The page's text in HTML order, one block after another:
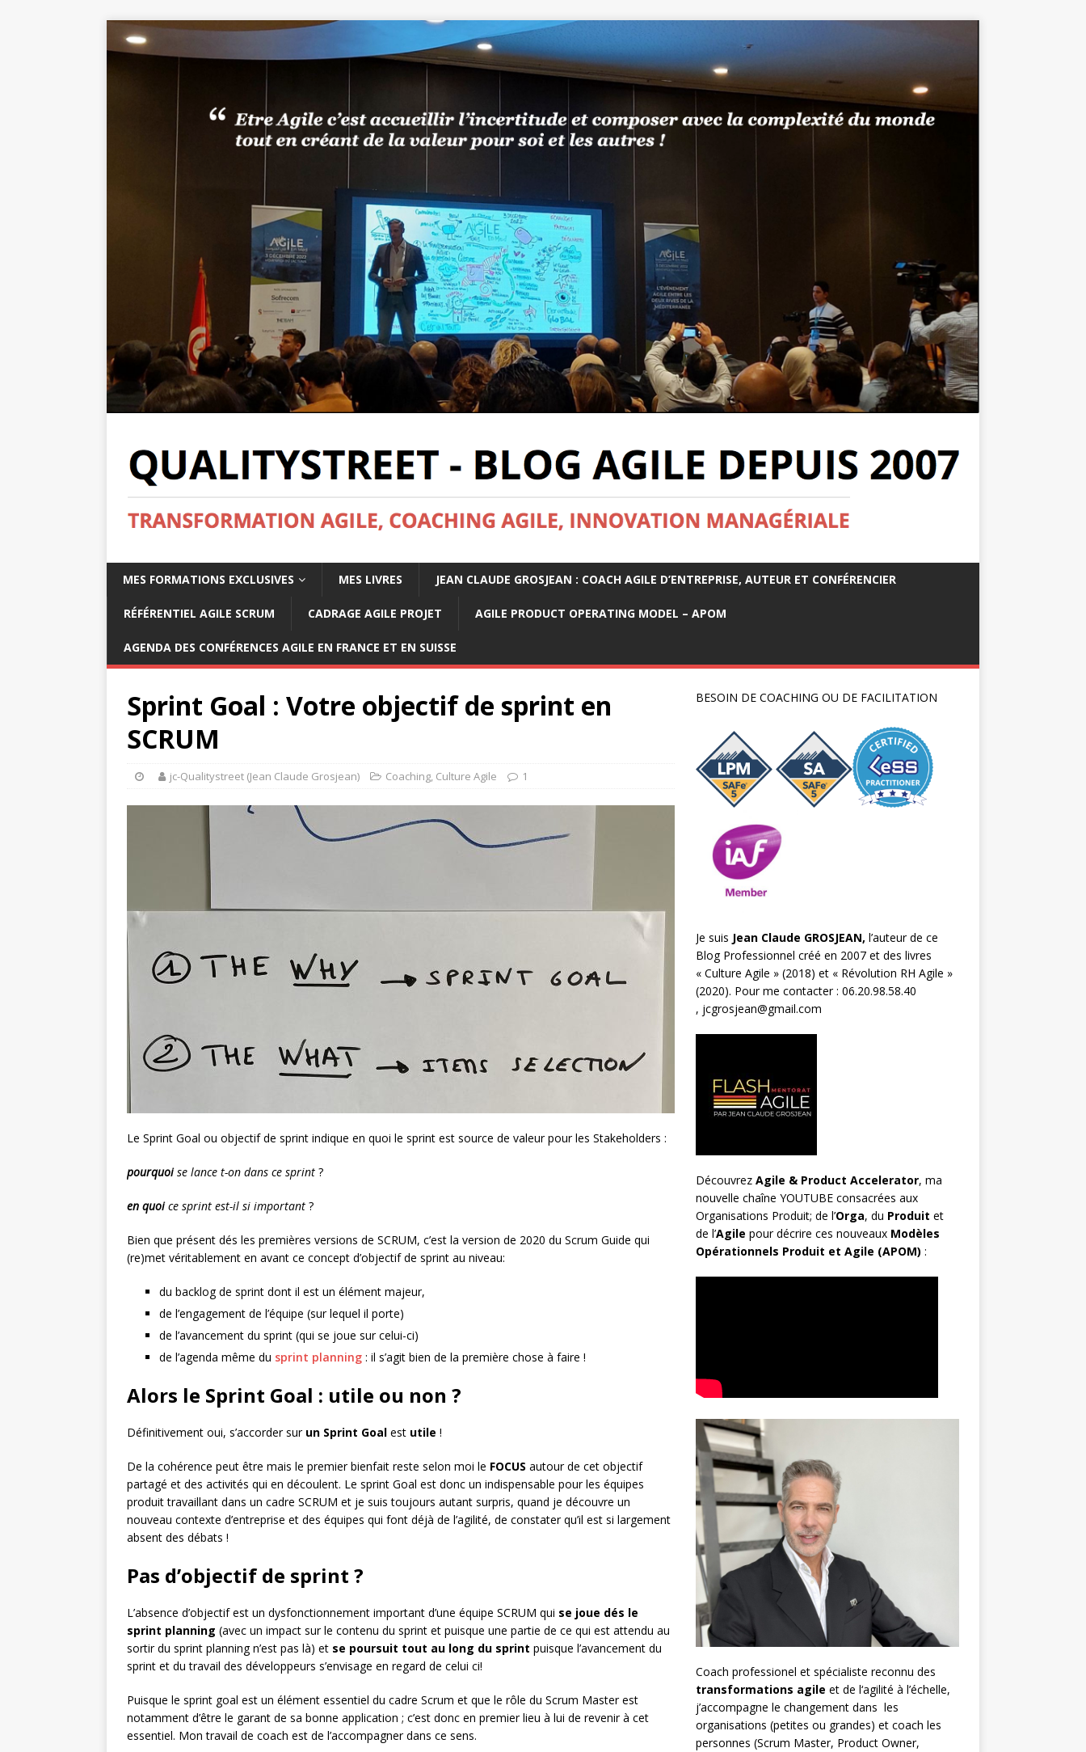
MES FORMATIONS EXCLUSIVES MES LIVRES JEAN CLAUDE GROSJEAN : COACH AGILE D’ENTREPRISE, AUTEUR ET CONFÉRENCIER
RÉFÉRENTIEL AGILE SCRUM CADRAGE AGILE PROJET AGILE PRODUCT OPERATING MODEL – APOM
AGENDA DES CONFÉRENCES AGILE EN FRANCE ET EN SUISSE
Sprint Goal : Votre objectif de sprint en
SCRUM
jc-Qualitystreet (Jean Claude Grosjean) Coaching, Culture Agile 1
Le Sprint Goal ou objectif de sprint indique en quoi le sprint est source de valeur pour les Stakeholders :
pourquoise lance t-on dans ce sprint ?
en quoice sprint est-il si important ?
Bien que présent dés les premières versions de SCRUM, c’est la version de 2020 du Scrum Guide qui
(re)met véritablement en avant ce concept d’objectif de sprint au niveau:
du backlog de sprint dont il est un élément majeur,
de l’engagement de l’équipe (sur lequel il porte)
de l’avancement du sprint (qui se joue sur celui-ci)
de l’agenda même du sprint planning : il s’agit bien de la première chose à faire !
Alors le Sprint Goal : utile ou non ?
Définitivement oui, s’accorder sur un Sprint Goal est utile !
De la cohérence peut être mais le premier bienfait reste selon moi le FOCUS autour de cet objectif
partagé et des activités qui en découlent. Le sprint Goal est donc un indispensable pour les équipes
produit travaillant dans un cadre SCRUM et je suis toujours autant surpris, quand je découvre un
nouveau contexte d’entreprise et des équipes qui font déjà de l’agilité, de constater qu’il est si largement
absent des débats !
Pas d’objectif de sprint ?
L’absence d’objectif est un dysfonctionnement important d’une équipe SCRUM qui se joue dés le
sprint planning (avec un impact sur le contenu du sprint et puisque une partie de ce qui est attendu au
sortir du sprint planning n’est pas là) et se poursuit tout au long du sprint puisque l’avancement du
sprint et du travail des développeurs s’envisage en regard de celui ci!
Puisque le sprint goal est un élément essentiel du cadre Scrum et que le rôle du Scrum Master est
notamment d’être le garant de sa bonne application ; c’est donc en premier lieu à lui de revenir à cet
essentiel. Mon travail de coach est de l’accompagner dans ce sens.
BESOIN DE COACHING OU DE FACILITATION
Je suis Jean Claude GROSJEAN, l’auteur de ce
Blog Professionnel créé en 2007 et des livres
« Culture Agile » (2018) et « Révolution RH Agile »
(2020). Pour me contacter : 06.20.98.58.40
, jcgrosjean@gmail.com
Découvrez Agile & Product Accelerator, ma
nouvelle chaîne YOUTUBE consacrées aux
Organisations Produit; de l’Orga, du Produit et
de l’Agile pour décrire ces nouveaux Modèles
Opérationnels Produit et Agile (APOM) :
Coach professionel et spécialiste reconnu des
transformations agile et de l‘agilité à l’échelle,
j’accompagne le changement dans les
organisations (petites ou grandes) et coach les
personnes (Scrum Master, Product Owner,